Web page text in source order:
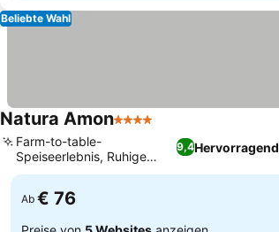
Beliebte Wahl
Natura Amon4 Sterne
9,4Hervorragend
Farm-to-table-
Speiseerlebnis, Ruhige
Naturumgebung
Ab € 76